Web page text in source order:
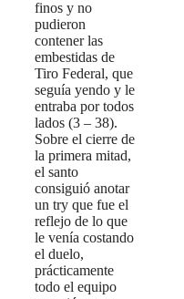
finos y no
pudieron
contener las
embestidas de
Tiro Federal, que
seguía yendo y le
entraba por todos
lados (3 – 38).
Sobre el cierre de
la primera mitad,
el santo
consiguió anotar
un try que fue el
reflejo de lo que
le venía costando
el duelo,
prácticamente
todo el equipo